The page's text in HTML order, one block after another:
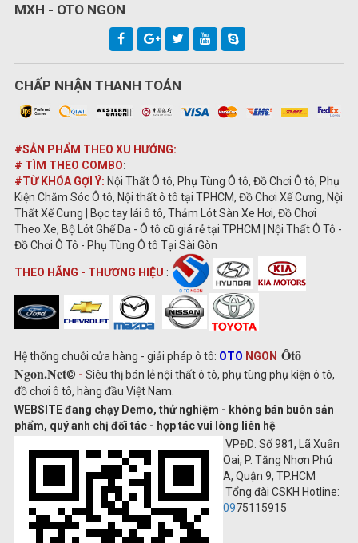
MXH - OTO NGON
CHẤP NHẬN THANH TOÁN
#SẢN PHẨM THEO XU HƯỚNG:
# TÌM THEO COMBO:
#TỪ KHÓA GỢI Ý: Nội Thất Ô tô, Phụ Tùng Ô tô, Đồ Chơi Ô tô, Phụ
Kiện Chăm Sóc Ô tô, Nội thất ô tô tại TPHCM, Đồ Chơi Xế Cưng, Nội
Thất Xế Cưng | Bọc tay lái ô tô, Thảm Lót Sàn Xe Hơi, Đồ Chơi
Theo Xe, Bộ Lót Ghế Da - Ô tô cũ giá rẻ tại TPHCM | Nội Thất Ô Tô -
Đồ Chơi Ô Tô - Phụ Tùng Ô tô Tại Sài Gòn
THEO HÃNG - THƯƠNG HIỆU :
Hệ thống chuỗi cửa hàng - giải pháp ô tô: OTO NGON Ôtô
Ngon.Net© - Siêu thị bán lẻ nội thất ô tô, phụ tùng phụ kiện ô tô,
đồ chơi ô tô, hàng đầu Việt Nam.
WEBSITE đang chạy Demo, thử nghiệm - không bán buôn sản
phẩm, quý anh chị đối tác - hợp tác vui lòng liên hệ
VPĐD: Số 981, Lã Xuân
Oai, P. Tăng Nhơn Phú
A, Quận 9, TP.HCM
Tổng đài CSKH Hotline:
0975115915